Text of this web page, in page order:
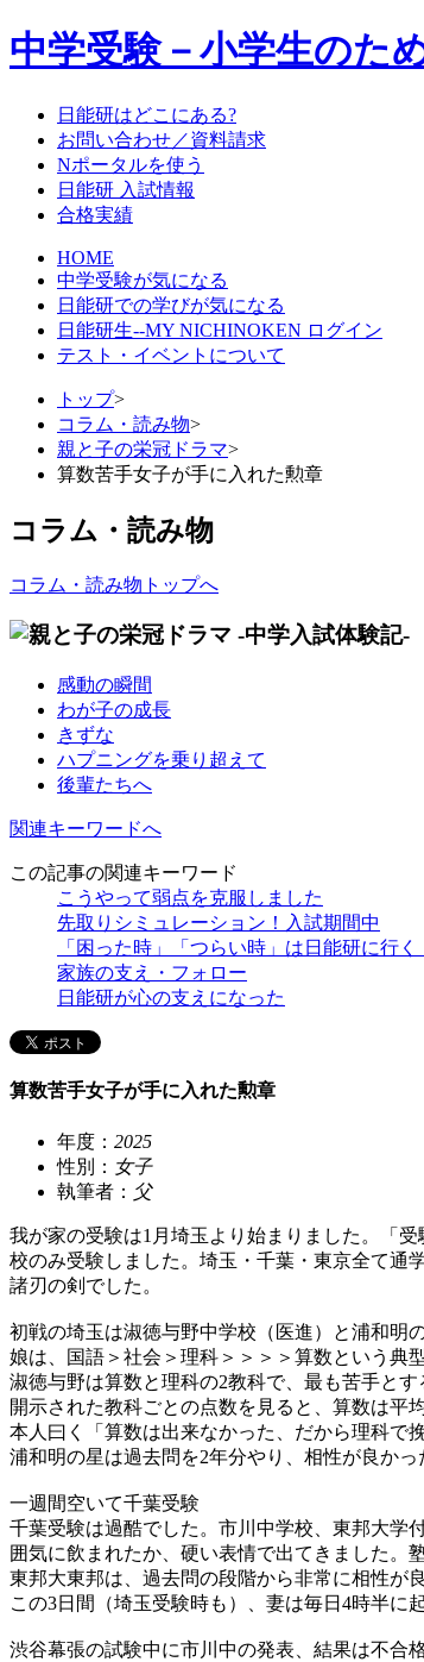
中学受験－小学生のた
日能研はどこにある?
お問い合わせ／資料請求
Nポータルを使う
日能研 入試情報
合格実績
HOME
中学受験が気になる
日能研での学びが気になる
日能研生--MY NICHINOKEN ログイン
テスト・イベントについて
トップ>
コラム・読み物>
親と子の栄冠ドラマ>
算数苦手女子が手に入れた勲章
コラム・読み物
コラム・読み物トップへ
感動の瞬間
わが子の成長
きずな
ハプニングを乗り超えて
後輩たちへ
関連キーワードへ
この記事の関連キーワード
こうやって弱点を克服しました
先取りシミュレーション！入試期間中
「困った時」「つらい時」は日能研に行く
家族の支え・フォロー
日能研が心の支えになった
算数苦手女子が手に入れた勲章
年度： 2025
性別： 女子
執筆者： 父
我が家の受験は1月埼玉より始まりました。「
校のみ受験しました。埼玉・千葉・東京全て通
諸刃の剣でした。
初戦の埼玉は淑徳与野中学校（医進）と浦和明
娘は、国語＞社会＞理科＞＞＞＞算数という典
淑徳与野は算数と理科の2教科で、最も苦手と
開示された教科ごとの点数を見ると、算数は平
本人曰く「算数は出来なかった、だから理科で
浦和明の星は過去問を2年分やり、相性が良か
一週間空いて千葉受験
千葉受験は過酷でした。市川中学校、東邦大学
囲気に飲まれたか、硬い表情で出てきました。
東邦大東邦は、過去問の段階から非常に相性が
この3日間（埼玉受験時も）、妻は毎日4時半に
渋谷幕張の試験中に市川中の発表、結果は不合